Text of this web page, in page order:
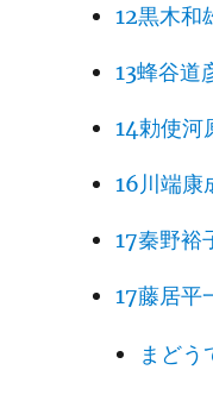
12黒木和
13蜂谷道
14勅使河
16川端康
17秦野裕
17藤居平
まどう